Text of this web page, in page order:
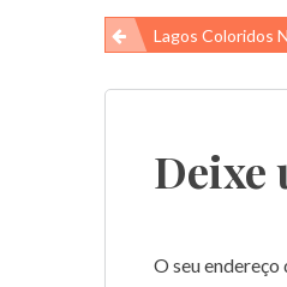
Navegação
de
Lagos Coloridos
Deixe
O seu